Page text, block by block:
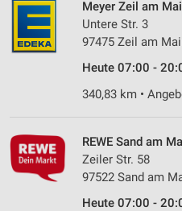
Meyer Zeil am
Untere Str. 3
97475 Zeil am
Heute 07:00 -
340,83 km •
REWE Sand am
Zeiler Str. 58
97522 Sand am
Heute 07:00 -